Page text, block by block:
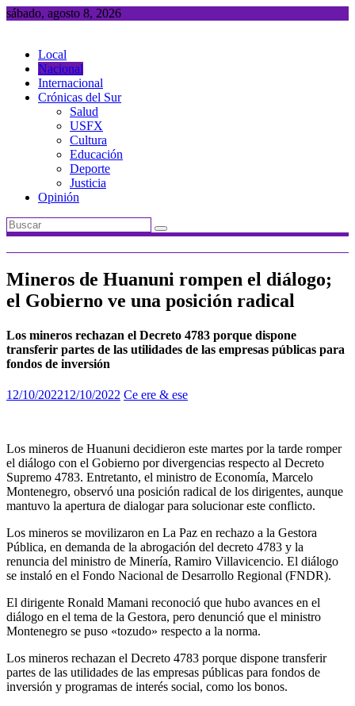
Saltar
sábado, agosto 8, 2026
Local
Nacional
Internacional
Crónicas del Sur
Salud
USFX
Cultura
Educación
Deporte
Justicia
Opinión
Mineros de Huanuni rompen el diálogo;
el Gobierno ve una posición radical
Los mineros rechazan el Decreto 4783 porque dispone
transferir partes de las utilidades de las empresas públicas para
fondos de inversión
12/10/202212/10/2022 Ce ere & ese
Los mineros de Huanuni decidieron este martes por la tarde romper
el diálogo con el Gobierno por divergencias respecto al Decreto
Supremo 4783. Entretanto, el ministro de Economía, Marcelo
Montenegro, observó una posición radical de los dirigentes, aunque
mantuvo la apertura de dialogar para solucionar este conflicto.
Los mineros se movilizaron en La Paz en rechazo a la Gestora
Pública, en demanda de la abrogación del decreto 4783 y la
renuncia del ministro de Minería, Ramiro Villavicencio. El diálogo
se instaló en el Fondo Nacional de Desarrollo Regional (FNDR).
El dirigente Ronald Mamani reconoció que hubo avances en el
diálogo en el tema de la Gestora, pero denunció que el ministro
Montenegro se puso «tozudo» respecto a la norma.
Los mineros rechazan el Decreto 4783 porque dispone transferir
partes de las utilidades de las empresas públicas para fondos de
inversión y programas de interés social, como los bonos.